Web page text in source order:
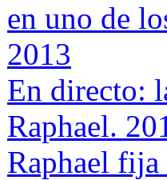
en uno de
2013
En directo:
Raphael.
Raphael